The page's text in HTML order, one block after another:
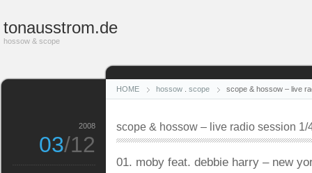
tonausstrom.de
hossow & scope
HOME hossow scope scope & hossow – live
scope & hossow – live radio session 1/
01. moby feat. debbie harry – new
2008
03/12